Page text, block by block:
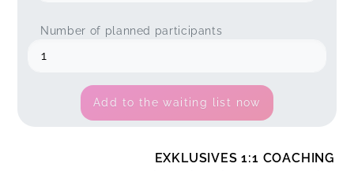
Number of planned participants
Add to the waiting list now
EXKLUSIVES 1:1 COACHING